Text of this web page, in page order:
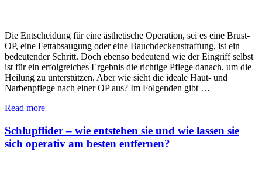
Die Entscheidung für eine ästhetische Operation, sei es eine Brust-
OP, eine Fettabsaugung oder eine Bauchdeckenstraffung, ist ein
bedeutender Schritt. Doch ebenso bedeutend wie der Eingriff selbst
ist für ein erfolgreiches Ergebnis die richtige Pflege danach, um die
Heilung zu unterstützen. Aber wie sieht die ideale Haut- und
Narbenpflege nach einer OP aus? Im Folgenden gibt …
Read more
Schlupflider – wie entstehen sie und wie lassen sie
sich operativ am besten entfernen?